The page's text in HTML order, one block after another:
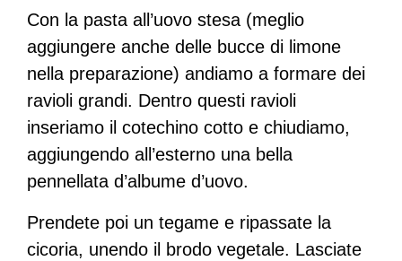
Con la pasta all’uovo stesa (meglio
aggiungere anche delle bucce di limone
nella preparazione) andiamo a formare dei
ravioli grandi. Dentro questi ravioli
inseriamo il cotechino cotto e chiudiamo,
aggiungendo all’esterno una bella
pennellata d’albume d’uovo.
Prendete poi un tegame e ripassate la
cicoria, unendo il brodo vegetale. Lasciate